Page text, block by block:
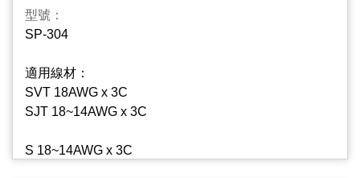
型號：
SP-304
適用線材：
SVT 18AWG x 3C
SJT 18~14AWG x 3C
S 18~14AWG x 3C